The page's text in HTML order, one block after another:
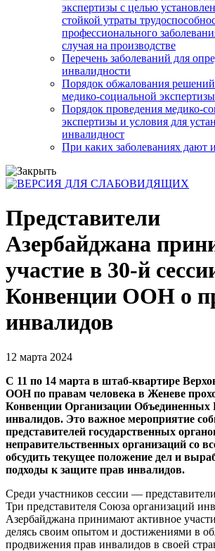
экспертизы с целью
стойкой утраты
профессионального
случая на производстве
Перечень заболеваний для
инвалидности
Порядок обжалования
медико-социальной экспертизы
Порядок проведения медико-
экспертизы и условия для
инвалидност
При каких заболеваниях дают
Представители
Азербайджана
участие в 30-й
Конвенции ООН о
инвалидов
12 марта 2024
С 11 по 14 марта в штаб-квартире
ООН по правам человека в Женеве
Конвенции Организации Объединенных
инвалидов. Это важное мероприятие
представителей государственных
неправительственных организаций со
обсудить текущее положение дел и
подходы к защите прав инвалидов.
Среди участников сессии —
Три представителя Союза организаций
Азербайджана принимают активное
делясь своим опытом и достижениями в
продвижения прав инвалидов в своей